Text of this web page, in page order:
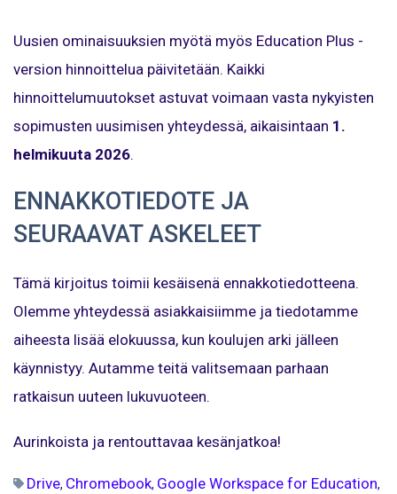
Uusien ominaisuuksien myötä myös Education Plus -
version hinnoittelua päivitetään. Kaikki
hinnoittelumuutokset astuvat voimaan vasta nykyisten
sopimusten uusimisen yhteydessä, aikaisintaan 1.
helmikuuta 2026.
ENNAKKOTIEDOTE JA
SEURAAVAT ASKELEET
Tämä kirjoitus toimii kesäisenä ennakkotiedotteena.
Olemme yhteydessä asiakkaisiimme ja tiedotamme
aiheesta lisää elokuussa, kun koulujen arki jälleen
käynnistyy. Autamme teitä valitsemaan parhaan
ratkaisun uuteen lukuvuoteen.
Aurinkoista ja rentouttavaa kesänjatkoa!
Drive, Chromebook, Google Workspace for Education,